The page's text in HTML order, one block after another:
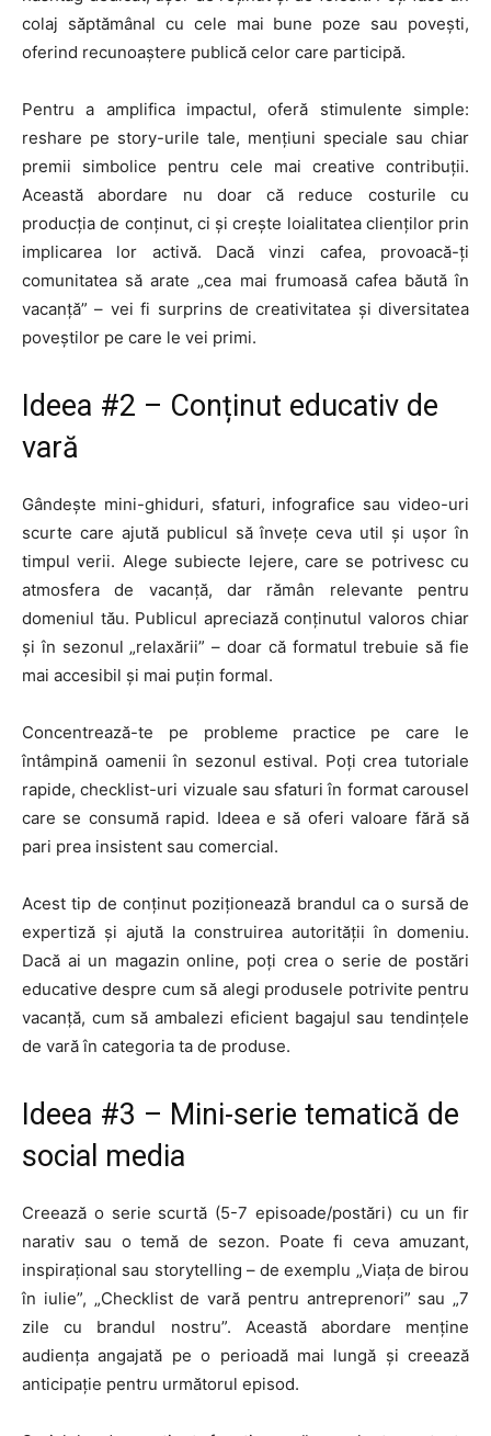
colaj săptămânal cu cele mai bune poze sau povești,
oferind recunoaștere publică celor care participă.
Pentru a amplifica impactul, oferă stimulente simple:
reshare pe story-urile tale, mențiuni speciale sau chiar
premii simbolice pentru cele mai creative contribuții.
Această abordare nu doar că reduce costurile cu
producția de conținut, ci și crește loialitatea clienților prin
implicarea lor activă. Dacă vinzi cafea, provoacă-ți
comunitatea să arate „cea mai frumoasă cafea băută în
vacanță” – vei fi surprins de creativitatea și diversitatea
poveștilor pe care le vei primi.
Ideea #2 – Conținut educativ de
vară
Gândește mini-ghiduri, sfaturi, infografice sau video-uri
scurte care ajută publicul să învețe ceva util și ușor în
timpul verii. Alege subiecte lejere, care se potrivesc cu
atmosfera de vacanță, dar rămân relevante pentru
domeniul tău. Publicul apreciază conținutul valoros chiar
și în sezonul „relaxării” – doar că formatul trebuie să fie
mai accesibil și mai puțin formal.
Concentrează-te pe probleme practice pe care le
întâmpină oamenii în sezonul estival. Poți crea tutoriale
rapide, checklist-uri vizuale sau sfaturi în format carousel
care se consumă rapid. Ideea e să oferi valoare fără să
pari prea insistent sau comercial.
Acest tip de conținut poziționează brandul ca o sursă de
expertiză și ajută la construirea autorității în domeniu.
Dacă ai un magazin online, poți crea o serie de postări
educative despre cum să alegi produsele potrivite pentru
vacanță, cum să ambalezi eficient bagajul sau tendințele
de vară în categoria ta de produse.
Ideea #3 – Mini-serie tematică de
social media
Creează o serie scurtă (5-7 episoade/postări) cu un fir
narativ sau o temă de sezon. Poate fi ceva amuzant,
inspirațional sau storytelling – de exemplu „Viața de birou
în iulie”, „Checklist de vară pentru antreprenori” sau „7
zile cu brandul nostru”. Această abordare menține
audiența angajată pe o perioadă mai lungă și creează
anticipație pentru următorul episod.